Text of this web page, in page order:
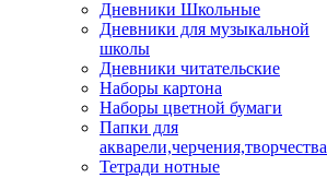
Дневники Школьные
Дневники для музыкальной
школы
Дневники читательские
Наборы картона
Наборы цветной бумаги
Папки для
акварели,черчения,творчества
Тетради нотные